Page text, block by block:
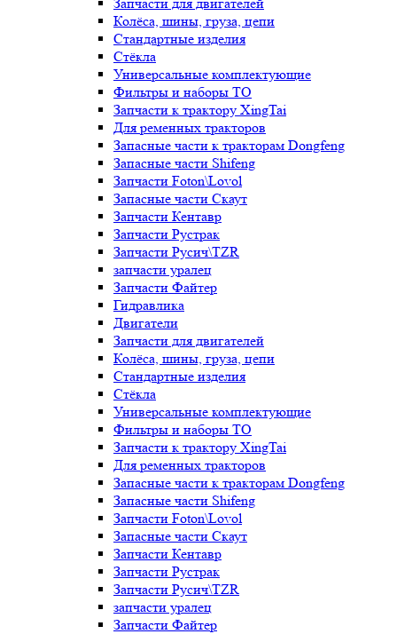
Колёса, шины, груза, цепи
Стандартные изделия
Стёкла
Универсальные комплектующие
Фильтры и наборы ТО
Запчасти к трактору XingTai
Для ременных тракторов
Запасные части к тракторам Dongfeng
Запасные части Shifeng
Запчасти Foton\Lovol
Запасные части Скаут
Запчасти Кентавр
Запчасти Рустрак
Запчасти Русич\TZR
запчасти уралец
Запчасти Файтер
Гидравлика
Двигатели
Запчасти для двигателей
Колёса, шины, груза, цепи
Стандартные изделия
Стёкла
Универсальные комплектующие
Фильтры и наборы ТО
Запчасти к трактору XingTai
Для ременных тракторов
Запасные части к тракторам Dongfeng
Запасные части Shifeng
Запчасти Foton\Lovol
Запасные части Скаут
Запчасти Кентавр
Запчасти Рустрак
Запчасти Русич\TZR
запчасти уралец
Запчасти Файтер